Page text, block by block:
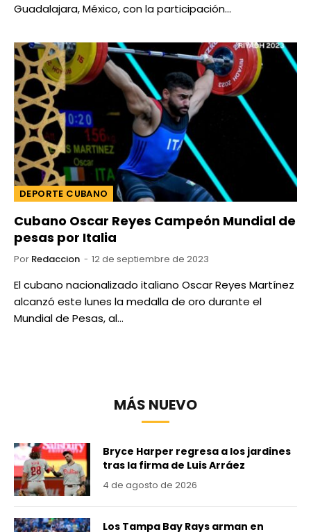
Guadalajara, México, con la participación…
DEPORTE CUBANO
Cubano Oscar Reyes Campeón Mundial de
pesas por Italia
Por Redaccion 12 de septiembre de 2023
El cubano nacionalizado italiano Oscar Reyes Martínez
alcanzó este lunes la medalla de oro durante el
Mundial de Pesas, al…
MÁS NUEVO
Bryce Harper regresa a los jardines
tras la firma de Luis Arráez
4 de agosto de 2026
Los Tampa Bay Rays arman en